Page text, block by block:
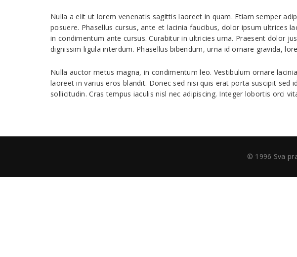
Nulla a elit ut lorem venenatis sagittis laoreet in quam. Etiam semper
posuere. Phasellus cursus, ante et lacinia faucibus, dolor ipsum ultrices
in condimentum ante cursus. Curabitur in ultricies urna. Praesent dolor
dignissim ligula interdum. Phasellus bibendum, urna id ornare gravida,
Nulla auctor metus magna, in condimentum leo. Vestibulum ornare
laoreet in varius eros blandit. Donec sed nisi quis erat porta suscipit sed
sollicitudin. Cras tempus iaculis nisl nec adipiscing. Integer lobortis orci
© 1996 Sva